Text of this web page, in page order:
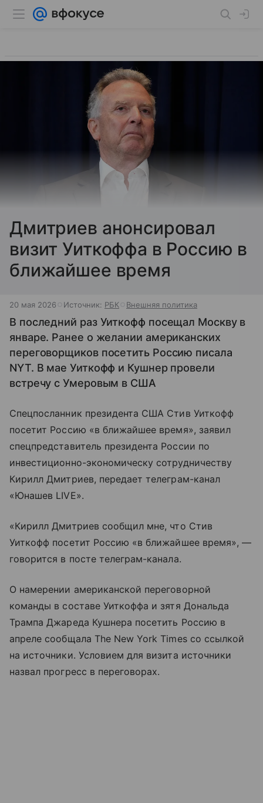
Дмитриев анонсировал
визит Уиткоффа в Россию в
ближайшее время
20 мая 2026 Источник: РБК Внешняя политика
В последний раз Уиткофф посещал Москву в
январе. Ранее о желании американских
переговорщиков посетить Россию писала
NYT. В мае Уиткофф и Кушнер провели
встречу с Умеровым в США
Спецпосланник президента США Стив Уиткофф
посетит Россию «в ближайшее время», заявил
спецпредставитель президента России по
инвестиционно-экономическу сотрудничеству
Кирилл Дмитриев, передает телеграм-канал
«Юнашев LIVE».
«Кирилл Дмитриев сообщил мне, что Стив
Уиткофф посетит Россию «в ближайшее время», —
говорится в посте телеграм-канала.
О намерении американской переговорной
команды в составе Уиткоффа и зятя Дональда
Трампа Джареда Кушнера посетить Россию в
апреле сообщала The New York Times со ссылкой
на источники. Условием для визита источники
назвал прогресс в переговорах.